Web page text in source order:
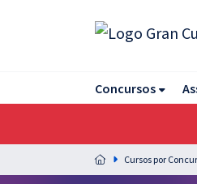
Concursos
Acesso a todos os cursos. Teste grátis por 7
Acesso ilimitado a toda preparação para o
Ordem, até você passar! Cursos por